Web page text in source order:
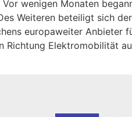
wenigen Monaten
Weiteren beteiligt sich
europaweiter Anbieter
Elektromobilität